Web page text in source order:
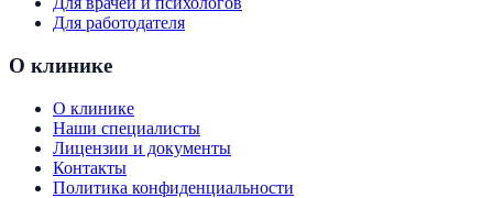
Для работодателя
О клинике
О клинике
Наши специалисты
Лицензии и документы
Контакты
Политика конфиденциальности